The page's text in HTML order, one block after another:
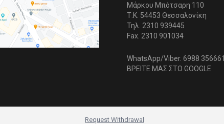
Μάρκου Μπότσαρη 110
Τ.Κ. 54453 Θεσσαλονίκη
Τηλ. 2310 939445
Fax. 2310 901034
WhatsApp/Viber. 6988 356661
ΒΡΕΙΤΕ ΜΑΣ ΣΤΟ GOOGLE
Request Withdrawal